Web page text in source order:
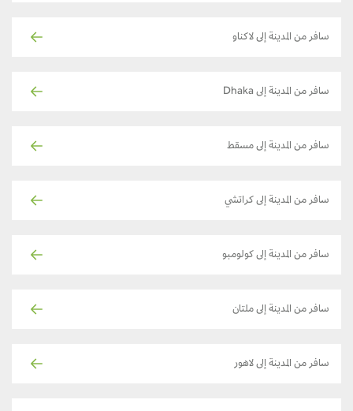
سافر من المدينة إلى لاكناو
سافر من المدينة إلى Dhaka
سافر من المدينة إلى مسقط
سافر من المدينة إلى كراتشي
سافر من المدينة إلى كولومبو
سافر من المدينة إلى ملتان
سافر من المدينة إلى لاهور